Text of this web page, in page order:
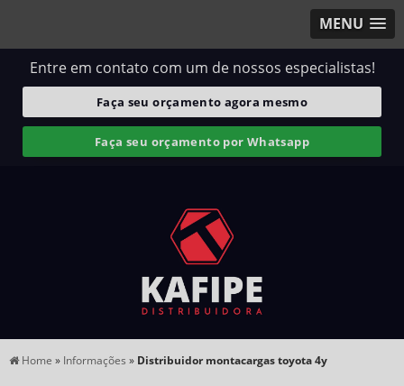
MENU
Entre em contato com um de nossos especialistas!
Faça seu orçamento agora mesmo
Faça seu orçamento por Whatsapp
Home » Informações » Distribuidor montacargas toyota 4y